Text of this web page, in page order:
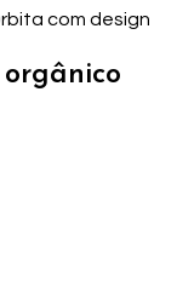
com design